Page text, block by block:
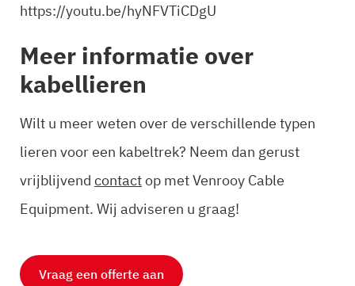
https://youtu.be/hyNFVTiCDgU
Meer informatie over
kabellieren
Wilt u meer weten over de verschillende typen
lieren voor een kabeltrek? Neem dan gerust
vrijblijvend contactop met Venrooy Cable
Equipment. Wij adviseren u graag!
Vraag een offerte aan